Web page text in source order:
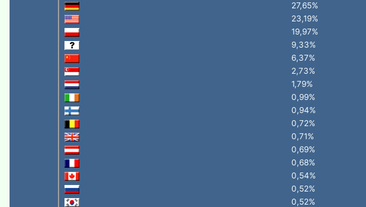
27,65%
23,19%
19,97%
9,33%
6,37%
2,73%
1,79%
0,99%
0,94%
0,72%
0,71%
0,69%
0,68%
0,54%
0,52%
0,52%